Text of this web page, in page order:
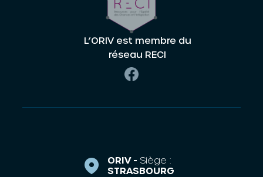
L’ORIV est membre du
réseau RECI
ORIV - Siège :
STRASBOURG